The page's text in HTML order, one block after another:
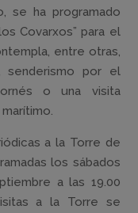
se ha programado
Covarxos” para el
entre otras,
por el
o una visita
a la Torre de
los sábados
a las 19.00
a la Torre se